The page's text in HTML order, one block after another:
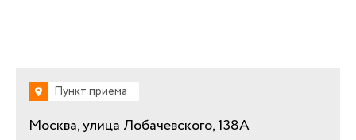
Пункт приема
Москва, улица Лобачевского, 138А